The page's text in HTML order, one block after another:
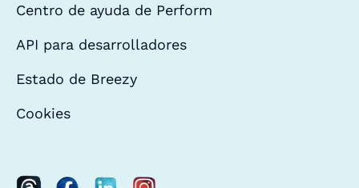
Centro de ayuda de Perform
API para desarrolladores
Estado de Breezy
Cookies